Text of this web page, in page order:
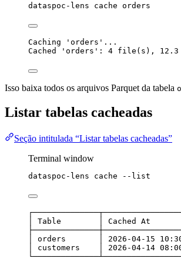
dataspoc-lens cache orders
Caching 'orders'...
Cached 'orders': 4 file(s), 12.3
Isso baixa todos os arquivos Parquet da tabela
Listar tabelas cacheadas
Seção intitulada “Listar tabelas cacheadas”
Terminal window
dataspoc-lens cache --list
│ Table        │ Cached At
│ orders       │ 2026-04-15
│ customers    │ 2026-04-14